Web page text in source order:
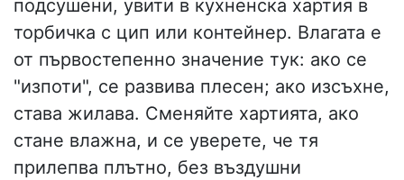
подсушени, увити в кухненска хартия в
торбичка с цип или контейнер. Влагата е
от първостепенно значение тук: ако се
"изпоти", се развива плесен; ако изсъхне,
става жилава. Сменяйте хартията, ако
стане влажна, и се уверете, че тя
прилепва плътно, без въздушни